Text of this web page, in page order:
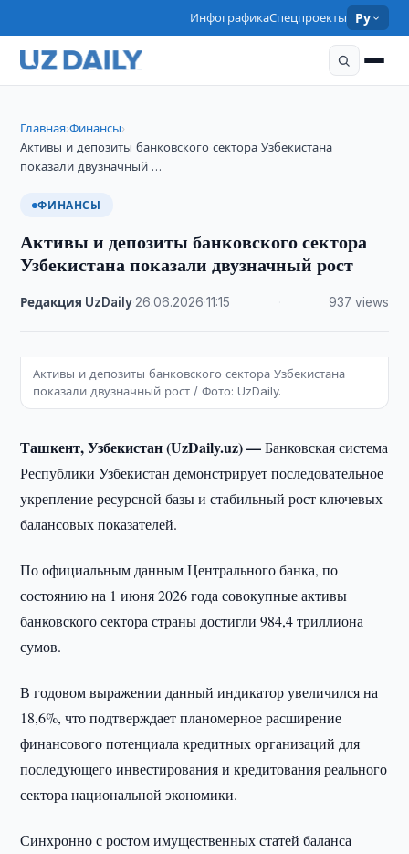
ИнфографикаСпецпроекты Ру
Главная›Финансы›
Активы и депозиты банковского сектора Узбекистана
показали двузначный …
ФИНАНСЫ
Активы и депозиты банковского сектора
Узбекистана показали двузначный рост
Редакция UzDaily 26.06.2026 ·11:15 937 views
Активы и депозиты банковского сектора Узбекистана
показали двузначный рост / Фото: UzDaily.
Ташкент, Узбекистан (UzDaily.uz) —Банковская система
Республики Узбекистан демонстрирует последовательное
укрепление ресурсной базы и стабильный рост ключевых
балансовых показателей.
По официальным данным Центрального банка, по
состоянию на 1 июня 2026 года совокупные активы
банковского сектора страны достигли 984,4 триллиона
сумов.
В годовом выражении данный индикатор увеличился на
18,6%, что подтверждает планомерное расширение
финансового потенциала кредитных организаций для
последующего инвестирования и кредитования реального
сектора национальной экономики.
Синхронно с ростом имущественных статей баланса